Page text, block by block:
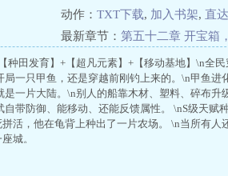
动作： TXT下载, 加入书架, 直
最新章节： 第五十二章 开宝箱
种田发育】+【超凡元素】+【移动基地】\n全
一只甲鱼，还是穿越前刚钓上来的。\n甲鱼进
一片大陆。\n别人的船靠木材、塑料、碎布升
带防御、能移动、还能反馈属性。 \nS级天赋
活，他在龟背上种出了一片农场。 \n当所有人
城。